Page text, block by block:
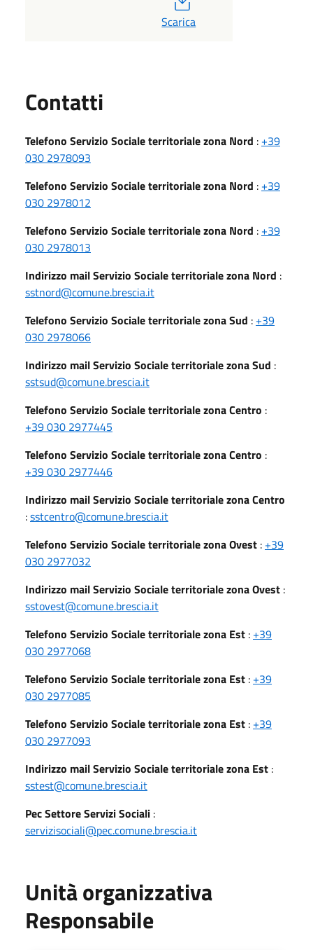
Scarica
Contatti
Telefono Servizio Sociale territoriale zona Nord : +39
030 2978093
Telefono Servizio Sociale territoriale zona Nord : +39
030 2978012
Telefono Servizio Sociale territoriale zona Nord : +39
030 2978013
Indirizzo mail Servizio Sociale territoriale zona Nord :
sstnord@comune.brescia.it
Telefono Servizio Sociale territoriale zona Sud : +39
030 2978066
Indirizzo mail Servizio Sociale territoriale zona Sud :
sstsud@comune.brescia.it
Telefono Servizio Sociale territoriale zona Centro :
+39 030 2977445
Telefono Servizio Sociale territoriale zona Centro :
+39 030 2977446
Indirizzo mail Servizio Sociale territoriale zona Centro
:sstcentro@comune.brescia.it
Telefono Servizio Sociale territoriale zona Ovest : +39
030 2977032
Indirizzo mail Servizio Sociale territoriale zona Ovest :
sstovest@comune.brescia.it
Telefono Servizio Sociale territoriale zona Est : +39
030 2977068
Telefono Servizio Sociale territoriale zona Est : +39
030 2977085
Telefono Servizio Sociale territoriale zona Est : +39
030 2977093
Indirizzo mail Servizio Sociale territoriale zona Est :
sstest@comune.brescia.it
Pec Settore Servizi Sociali :
servizisociali@pec.comune.brescia.it
Unità organizzativa
Responsabile